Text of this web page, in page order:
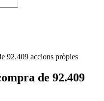
92.409 accions pròpies
de 92.409